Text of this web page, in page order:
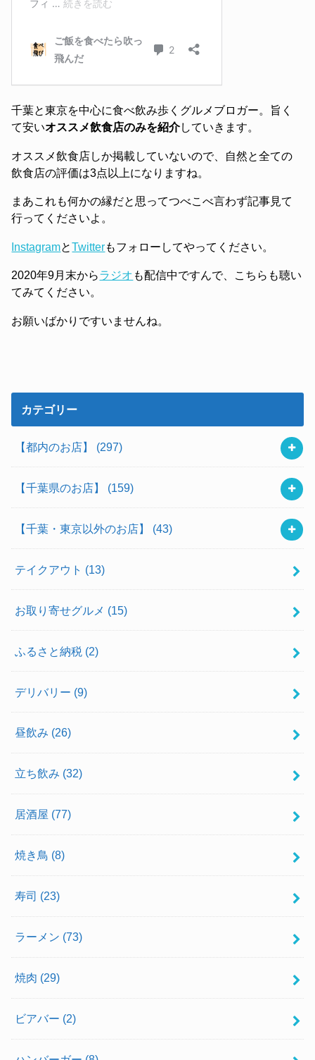
千葉と東京を中心に食べ飲み歩くグルメブロガー。旨く
て安いオススメ飲食店のみを紹介していきます。
オススメ飲食店しか掲載していないので、自然と全ての
飲食店の評価は3点以上になりますね。
まあこれも何かの縁だと思ってつべこべ言わず記事見て
行ってくださいよ。
InstagramとTwitterもフォローしてやってください。
2020年9月末からラジオ も配信中ですんで、こちらも聴い
てみてください。
お願いばかりですいませんね。
カテゴリー
【都内のお店】 (297)
【千葉県のお店】 (159)
【千葉・東京以外のお店】 (43)
テイクアウト (13)
お取り寄せグルメ (15)
ふるさと納税 (2)
デリバリー (9)
昼飲み (26)
立ち飲み (32)
居酒屋 (77)
焼き鳥 (8)
寿司 (23)
ラーメン (73)
焼肉 (29)
ビアバー (2)